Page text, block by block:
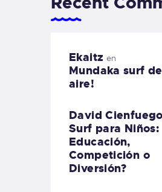
Ekaitz en
Mundaka surf
aire!
David
Surf para Niños:
Educación,
Competición o
Diversión?